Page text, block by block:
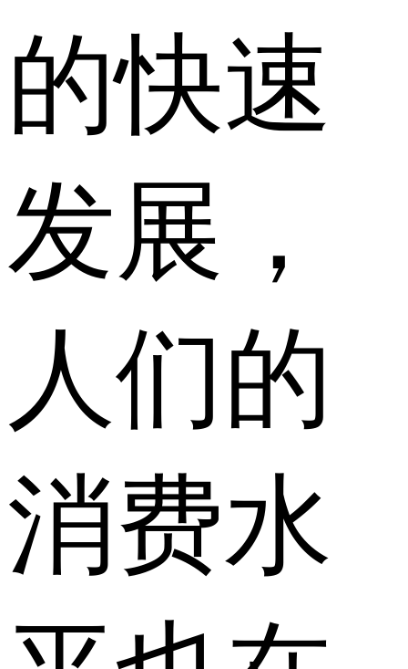
的快速
发展，
人们的
消费水